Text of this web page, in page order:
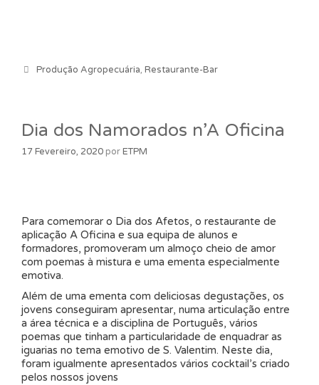
Categorias
Produção Agropecuária, Restaurante-Bar
Dia dos Namorados n’A Oficina
17 Fevereiro, 2020 porETPM
Para comemorar o Dia dos Afetos, o restaurante de
aplicação A Oficina e sua equipa de alunos e
formadores, promoveram um almoço cheio de amor
com poemas à mistura e uma ementa especialmente
emotiva.
Além de uma ementa com deliciosas degustações, os
jovens conseguiram apresentar, numa articulação entre
a área técnica e a disciplina de Português, vários
poemas que tinham a particularidade de enquadrar as
iguarias no tema emotivo de S. Valentim. Neste dia,
foram igualmente apresentados vários cocktail’s criado
pelos nossos jovens